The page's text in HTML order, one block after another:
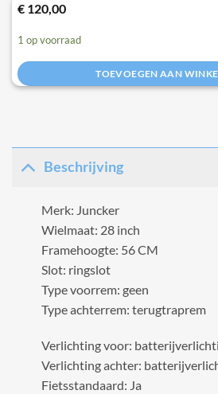
€ 120,00
1 op voorraad
TOEVOEGEN AAN
Beschrijving
Merk: Juncker
Wielmaat: 28 inch
Framehoogte: 56 CM
Slot: ringslot
Type voorrem: geen
Type achterrem: terugtraprem
Verlichting voor:
Verlichting achter:
Fietsstandaard: Ja